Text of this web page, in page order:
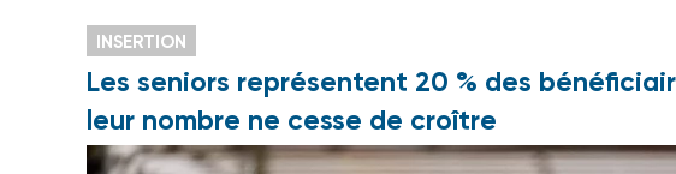
INSERTION
Les seniors représentent 20 % des
leur nombre ne cesse de croître